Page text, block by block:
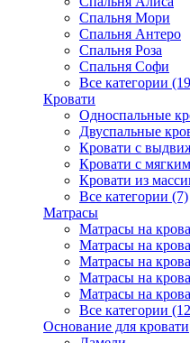
Спальня Мори
Спальня Антеро
Спальня Роза
Спальня Софи
Все категории
Кровати
Односпальные
Двуспальные
Кровати с
Кровати с
Кровати из
Все категории (7)
Матрасы
Матрасы на
Матрасы на
Матрасы на
Матрасы на
Матрасы на
Все категории
Основание для кровати